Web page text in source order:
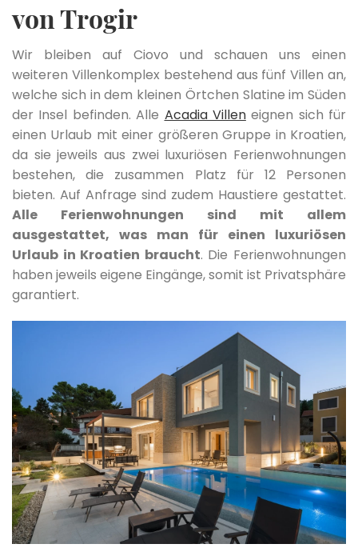
von Trogir
Wir bleiben auf Ciovo und schauen uns einen
weiteren Villenkomplex bestehend aus fünf Villen an,
welche sich in dem kleinen Örtchen Slatine im Süden
der Insel befinden. Alle Acadia Villeneignen sich für
einen Urlaub mit einer größeren Gruppe in Kroatien,
da sie jeweils aus zwei luxuriösen Ferienwohnungen
bestehen, die zusammen Platz für 12 Personen
bieten. Auf Anfrage sind zudem Haustiere gestattet.
Alle Ferienwohnungen sind mit allem
ausgestattet, was man für einen luxuriösen
Urlaub in Kroatien braucht. Die Ferienwohnungen
haben jeweils eigene Eingänge, somit ist Privatsphäre
garantiert.